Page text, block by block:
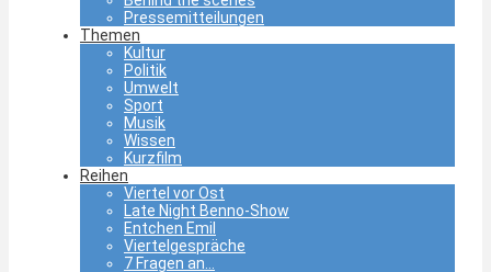
Pressemitteilungen
Themen
Kultur
Politik
Umwelt
Sport
Musik
Wissen
Kurzfilm
Reihen
Viertel vor Ost
Late Night Benno-Show
Entchen Emil
Viertelgespräche
7 Fragen an…